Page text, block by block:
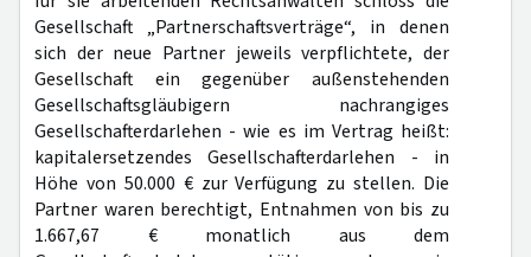
Gesellschaft „Partnerschaftsverträge“, in denen
sich der neue Partner jeweils verpflichtete, der
Gesellschaft ein gegenüber außenstehenden
Gesellschaftsgläubigern nachrangiges
Gesellschafterdarlehen - wie es im Vertrag heißt:
kapitalersetzendes Gesellschafterdarlehen - in
Höhe von 50.000 € zur Verfügung zu stellen. Die
Partner waren berechtigt, Entnahmen von bis zu
1.667,67 € monatlich aus dem